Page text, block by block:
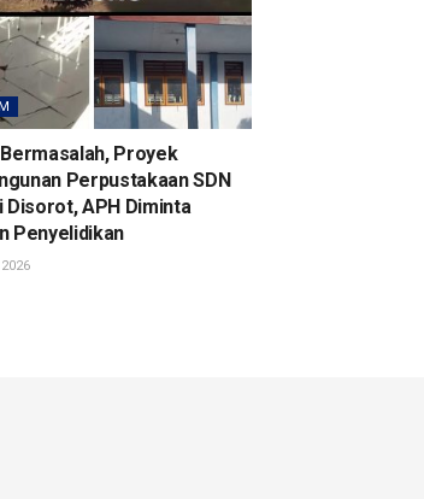
Proyek
Perpustakaan SDN
Disorot, APH Diminta
Penyelidikan